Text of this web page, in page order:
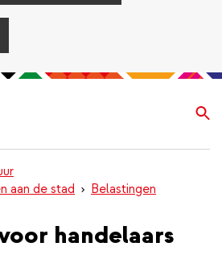
aan de stad
Belastingen
handelaars